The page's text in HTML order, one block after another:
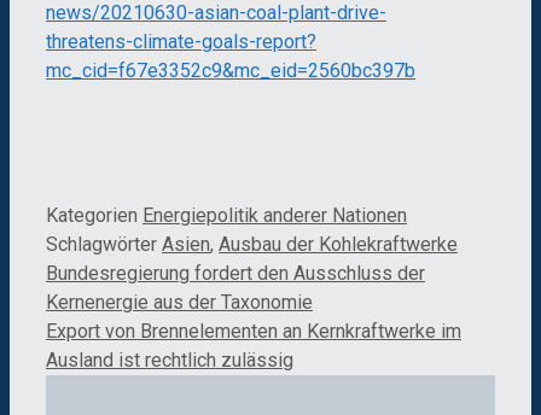
news/20210630-asian-coal-plant-drive-
threatens-climate-goals-report?
mc_cid=f67e3352c9&mc_eid=2560bc397b
Kategorien Energiepolitik anderer Nationen
Schlagwörter Asien, Ausbau der Kohlekraftwerke
Bundesregierung fordert den Ausschluss der
Kernenergie aus der Taxonomie
Export von Brennelementen an Kernkraftwerke im
Ausland ist rechtlich zulässig